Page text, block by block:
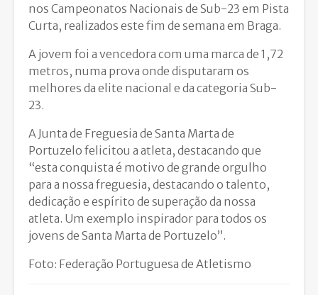
nos Campeonatos Nacionais de Sub-23 em Pista
Curta, realizados este fim de semana em Braga.
A jovem foi a vencedora com uma marca de 1,72
metros, numa prova onde disputaram os
melhores da elite nacional e da categoria Sub-
23.
A Junta de Freguesia de Santa Marta de
Portuzelo felicitou a atleta, destacando que
“esta conquista é motivo de grande orgulho
para a nossa freguesia, destacando o talento,
dedicação e espírito de superação da nossa
atleta. Um exemplo inspirador para todos os
jovens de Santa Marta de Portuzelo”.
Foto: Federação Portuguesa de Atletismo